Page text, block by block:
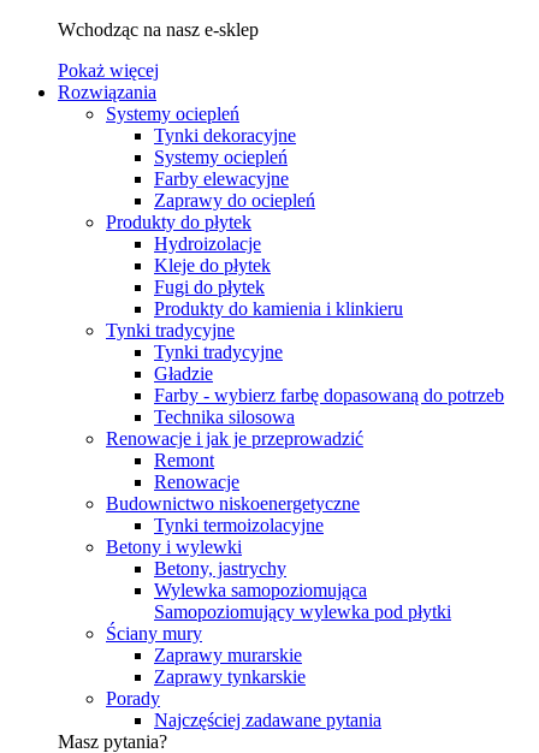
Wchodząc na nasz e-sklep
Pokaż więcej
Rozwiązania
Systemy ociepleń
Tynki dekoracyjne
Systemy ociepleń
Farby elewacyjne
Zaprawy do ociepleń
Produkty do płytek
Hydroizolacje
Kleje do płytek
Fugi do płytek
Produkty do kamienia i klinkieru
Tynki tradycyjne
Tynki tradycyjne
Gładzie
Farby - wybierz farbę dopasowaną do potrzeb
Technika silosowa
Renowacje i jak je przeprowadzić
Remont
Renowacje
Budownictwo niskoenergetyczne
Tynki termoizolacyjne
Betony i wylewki
Betony, jastrychy
Wylewka samopoziomująca
Samopoziomujący wylewka pod płytki
Ściany mury
Zaprawy murarskie
Zaprawy tynkarskie
Porady
Najczęściej zadawane pytania
Masz pytania?